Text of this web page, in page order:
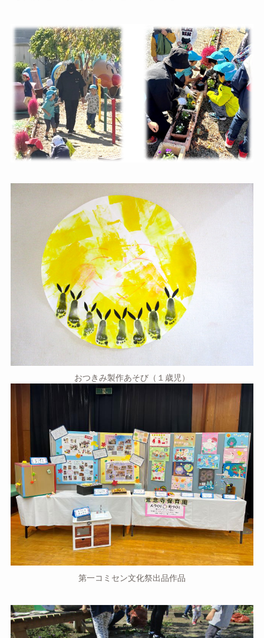
おつきみ製作あそび（１歳児）
第一コミセン文化祭出品作品